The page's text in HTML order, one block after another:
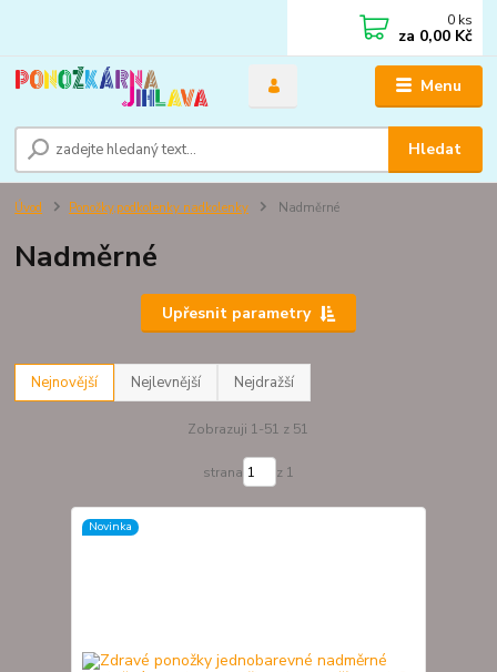
Menu
Hledat
0 ks
za 0,00 Kč
Úvod Ponožky,podkolenky nadkolenky Nadměrné
Nadměrné
Upřesnit parametry
Nejnovější Nejlevnější Nejdražší
Zobrazuji 1-51 z 51
strana z 1
Novinka